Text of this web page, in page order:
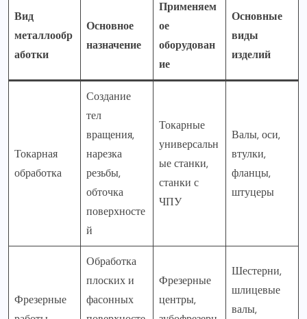
Вид
металлообр
аботки
Основное
назначение
Применяем
ое
оборудован
ие
Основные
виды
изделий
Токарная
обработка
Создание
тел
вращения,
нарезка
резьбы,
обточка
поверхносте
й
Токарные
универсальн
ые станки,
станки с
ЧПУ
Валы, оси,
втулки,
фланцы,
штуцеры
Фрезерные
Обработка
плоских и
фасонных
Фрезерные
центры,
Шестерни,
шлицевые
валы,